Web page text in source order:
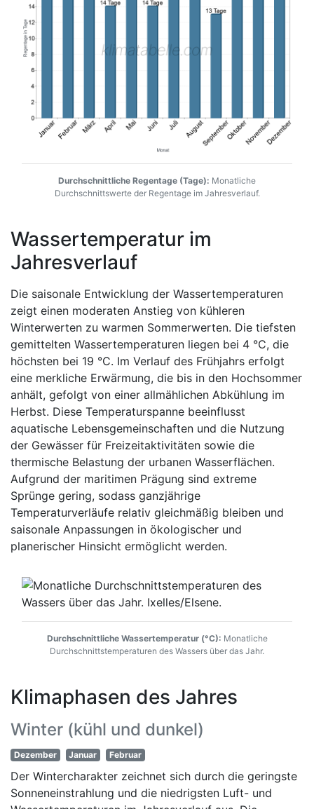
Durchschnittliche Regentage (Tage): Monatliche
Durchschnittswerte der Regentage im Jahresverlauf.
Wassertemperatur im
Jahresverlauf
Die saisonale Entwicklung der Wassertemperaturen
zeigt einen moderaten Anstieg von kühleren
Winterwerten zu warmen Sommerwerten. Die tiefsten
gemittelten Wassertemperaturen liegen bei 4 °C, die
höchsten bei 19 °C. Im Verlauf des Frühjahrs erfolgt
eine merkliche Erwärmung, die bis in den Hochsommer
anhält, gefolgt von einer allmählichen Abkühlung im
Herbst. Diese Temperaturspanne beeinflusst
aquatische Lebensgemeinschaften und die Nutzung
der Gewässer für Freizeitaktivitäten sowie die
thermische Belastung der urbanen Wasserflächen.
Aufgrund der maritimen Prägung sind extreme
Sprünge gering, sodass ganzjährige
Temperaturverläufe relativ gleichmäßig bleiben und
saisonale Anpassungen in ökologischer und
planerischer Hinsicht ermöglicht werden.
Durchschnittliche Wassertemperatur (°C): Monatliche
Durchschnittstemperaturen des Wassers über das Jahr.
Klimaphasen des Jahres
Winter (kühl und dunkel)
Dezember Januar Februar
Der Wintercharakter zeichnet sich durch die geringste
Sonneneinstrahlung und die niedrigsten Luft- und